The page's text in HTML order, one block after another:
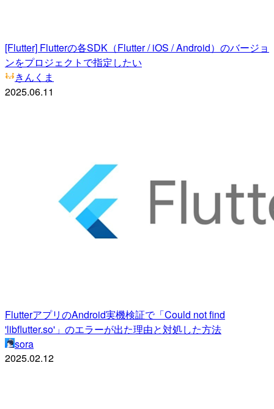
[Flutter] Flutterの各SDK（Flutter / iOS / Android）のバージョ
ンをプロジェクトで指定したい
きんくま
2025.06.11
FlutterアプリのAndroid実機検証で「Could not find
'libflutter.so'」のエラーが出た理由と対処した方法
sora
2025.02.12